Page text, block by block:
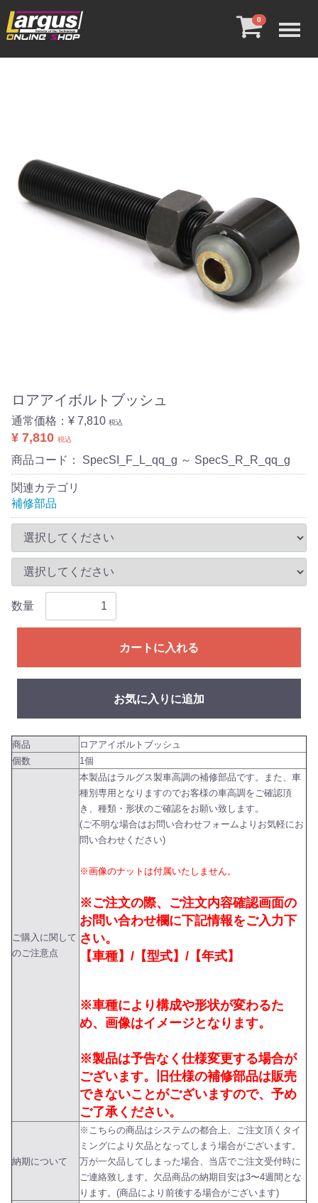
0
ロアアイボルトブッシュ
通常価格： ¥ 7,810 税込
¥ 7,810 税込
商品コード： SpecSI_F_L_qq_g ～ SpecS_R_R_qq_g
関連カテゴリ
補修部品
数量
カートに入れる
お気に入りに追加
商品
ロアアイボルトブッシュ
個数
1個
ご購入に関して
のご注意点
本製品はラルグス製車高調の補修部品です。また、車
種別専用となりますのでお客様の車高調をご確認頂
き、種類・形状のご確認をお願い致します。
(ご不明な場合はお問い合わせフォームよりお気軽にお
問い合わせください)
※画像のナットは付属いたしません。
※ご注文の際、ご注文内容確認画面の
お問い合わせ欄に下記情報をご入力下
さい。
【車種】/【型式】/【年式】
※車種により構成や形状が変わるた
め、画像はイメージとなります。
※製品は予告なく仕様変更する場合が
ございます。旧仕様の補修部品は販売
できないことがございますので、予め
ご了承ください。
納期について
※こちらの商品はシステムの都合上、ご注文頂くタイ
ミングにより欠品となってしまう場合がございます。
万が一欠品してしまった場合、当店でご注文受付時に
ご連絡致します。欠品商品の納期目安は3〜4週間とな
ります。(商品により前後する場合がございます)